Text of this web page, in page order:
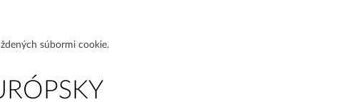
súbormi cookie.